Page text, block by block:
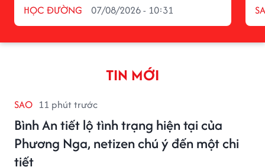
HỌC ĐƯỜNG 07/08/2026 - 10:31
TIN MỚI
SAO 11 phút trước
Bình An tiết lộ tình trạng hiện tại của
Phương Nga, netizen chú ý đến một chi
tiết